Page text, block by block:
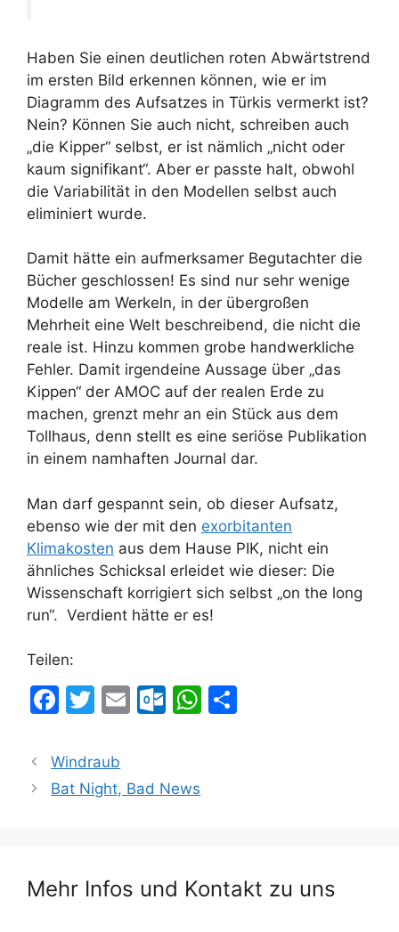
Haben Sie einen deutlichen roten Abwärtstrend
im ersten Bild erkennen können, wie er im
Diagramm des Aufsatzes in Türkis vermerkt ist?
Nein? Können Sie auch nicht, schreiben auch
„die Kipper“ selbst, er ist nämlich „nicht oder
kaum signifikant“. Aber er passte halt, obwohl
die Variabilität in den Modellen selbst auch
eliminiert wurde.
Damit hätte ein aufmerksamer Begutachter die
Bücher geschlossen! Es sind nur sehr wenige
Modelle am Werkeln, in der übergroßen
Mehrheit eine Welt beschreibend, die nicht die
reale ist. Hinzu kommen grobe handwerkliche
Fehler. Damit irgendeine Aussage über „das
Kippen“ der AMOC auf der realen Erde zu
machen, grenzt mehr an ein Stück aus dem
Tollhaus, denn stellt es eine seriöse Publikation
in einem namhaften Journal dar.
Man darf gespannt sein, ob dieser Aufsatz,
ebenso wie der mit den exorbitanten
Klimakosten aus dem Hause PIK, nicht ein
ähnliches Schicksal erleidet wie dieser: Die
Wissenschaft korrigiert sich selbst „on the long
run“. Verdient hätte er es!
Teilen:
F
c
e
k
T
itt
er
E
l
O
o
m
W
Windraub
Bat Night, Bad News
Mehr Infos und Kontakt zu uns